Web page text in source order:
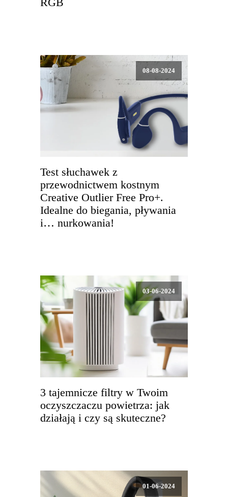
08-08-2024
Test słuchawek z
przewodnictwem kostnym
Creative Outlier Free Pro+.
Idealne do biegania, pływania
i… nurkowania!
03-06-2024
3 tajemnicze filtry w Twoim
oczyszczaczu powietrza: jak
działają i czy są skuteczne?
01-06-2024